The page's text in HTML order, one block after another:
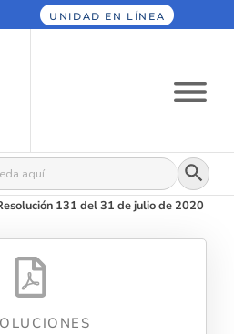
UNIDAD EN LÍNEA
Botón
131 del 31 de julio de 2020